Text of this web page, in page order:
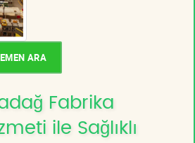
ARA
Fabrika
ile Sağlıklı